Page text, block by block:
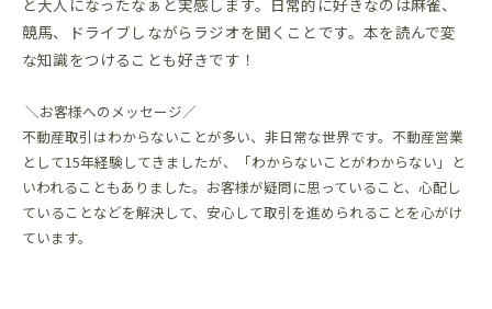
と大人になったなぁと実感します。日常的に好きなのは麻雀、
競馬、ドライブしながらラジオを聞くことです。本を読んで変
な知識をつけることも好きです！
＼お客様へのメッセージ／
不動産取引はわからないことが多い、非日常な世界です。不動産営業
として15年経験してきましたが、「わからないことがわからない」と
いわれることもありました。お客様が疑問に思っていること、心配し
ていることなどを解決して、安心して取引を進められることを心がけ
ています。